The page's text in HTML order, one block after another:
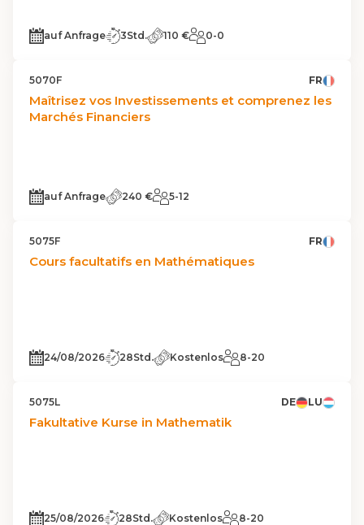
auf Anfrage 3Std. 110 € 0-0
5070F FR
Maîtrisez vos Investissements et comprenez les
Marchés Financiers
auf Anfrage 240 € 5-12
5075F FR
Cours facultatifs en Mathématiques
24/08/2026 28Std. Kostenlos 8-20
5075L DE LU
Fakultative Kurse in Mathematik
25/08/2026 28Std. Kostenlos 8-20